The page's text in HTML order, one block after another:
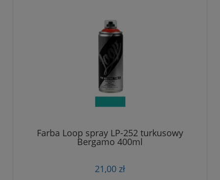
Farba Loop spray LP-252 turkusowy
Bergamo 400ml
21,00 zł